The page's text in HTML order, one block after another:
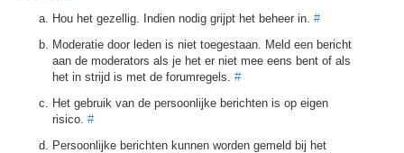
Hou het gezellig. Indien nodig grijpt het beheer in. #
Moderatie door leden is niet toegestaan. Meld een bericht
aan de moderators als je het er niet mee eens bent of als
het in strijd is met de forumregels. #
Het gebruik van de persoonlijke berichten is op eigen
risico. #
Persoonlijke berichten kunnen worden gemeld bij het